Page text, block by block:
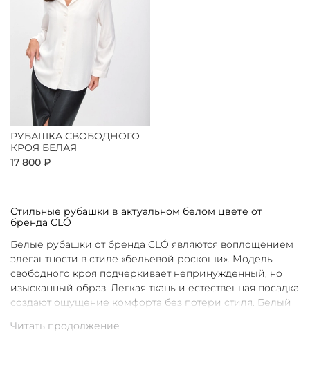
РУБАШКА СВОБОДНОГО
КРОЯ БЕЛАЯ
17 800 ₽
Стильные рубашки в актуальном белом цвете от
бренда CLÓ
Белые рубашки от бренда CLÓ являются воплощением
элегантности в стиле «бельевой роскоши». Модель
свободного кроя подчеркивает непринужденный, но
изысканный образ. Легкая ткань и естественная посадка
создают ощущение комфорта без потери стиля. Белый
чистоты и универсальности. Такая рубашка легко